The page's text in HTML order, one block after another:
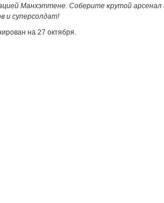
Манхэттене. Соберите крутой
и суперсолдат!
на 27 октября.